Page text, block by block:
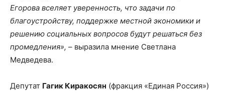
Егорова вселяет уверенность, что задачи по
благоустройству, поддержке местной экономики и
решению социальных вопросов будут решаться без
промедления», – выразила мнение Светлана
Медведева.
Депутат Гагик Киракосян (фракция «Единая Россия»)